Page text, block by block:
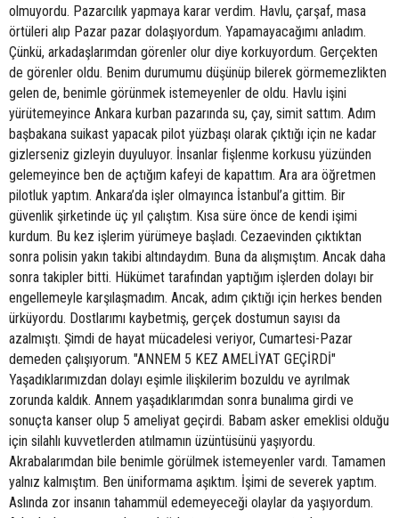
olmuyordu. Pazarcılık yapmaya karar verdim. Havlu, çarşaf, masa
örtüleri alıp Pazar pazar dolaşıyordum. Yapamayacağımı anladım.
Çünkü, arkadaşlarımdan görenler olur diye korkuyordum. Gerçekten
de görenler oldu. Benim durumumu düşünüp bilerek görmemezlikten
gelen de, benimle görünmek istemeyenler de oldu. Havlu işini
yürütemeyince Ankara kurban pazarında su, çay, simit sattım. Adım
başbakana suikast yapacak pilot yüzbaşı olarak çıktığı için ne kadar
gizlerseniz gizleyin duyuluyor. İnsanlar fişlenme korkusu yüzünden
gelemeyince ben de açtığım kafeyi de kapattım. Ara ara öğretmen
pilotluk yaptım. Ankara’da işler olmayınca İstanbul’a gittim. Bir
güvenlik şirketinde üç yıl çalıştım. Kısa süre önce de kendi işimi
kurdum. Bu kez işlerim yürümeye başladı. Cezaevinden çıktıktan
sonra polisin yakın takibi altındaydım. Buna da alışmıştım. Ancak daha
sonra takipler bitti. Hükümet tarafından yaptığım işlerden dolayı bir
engellemeyle karşılaşmadım. Ancak, adım çıktığı için herkes benden
ürküyordu. Dostlarımı kaybetmiş, gerçek dostumun sayısı da
azalmıştı. Şimdi de hayat mücadelesi veriyor, Cumartesi-Pazar
demeden çalışıyorum. "ANNEM 5 KEZ AMELİYAT GEÇİRDİ"
Yaşadıklarımızdan dolayı eşimle ilişkilerim bozuldu ve ayrılmak
zorunda kaldık. Annem yaşadıklarımdan sonra bunalıma girdi ve
sonuçta kanser olup 5 ameliyat geçirdi. Babam asker emeklisi olduğu
için silahlı kuvvetlerden atılmamın üzüntüsünü yaşıyordu.
Akrabalarımdan bile benimle görülmek istemeyenler vardı. Tamamen
yalnız kalmıştım. Ben üniformama aşıktım. İşimi de severek yaptım.
Aslında zor insanın tahammül edemeyeceği olaylar da yaşıyordum.